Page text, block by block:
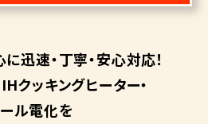
に迅速・丁寧・安心対応！
IHクッキングヒーター・
ル電化を